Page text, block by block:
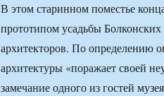
В этом старинном поместье
прототипом усадьбы
архитекторов. По определению
архитектуры «поражает своей
замечание одного из гостей